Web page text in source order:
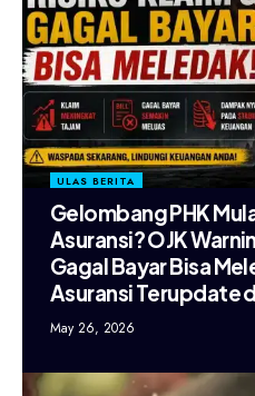
ULAS BERITA
Gelombang PHK
Asuransi? OJK
Gagal Bayar Bisa
Asuransi Terupdate
May 26, 2026